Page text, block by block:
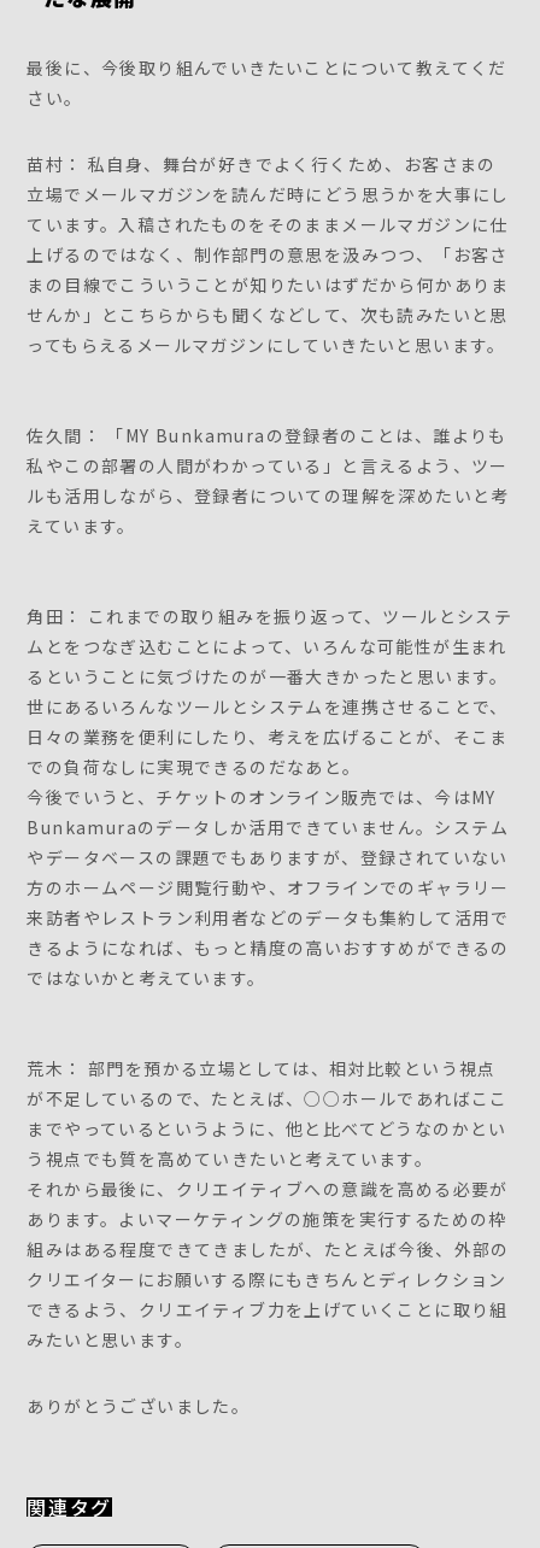
最後に、今後取り組んでいきたいことについて教えてくだ
さい。
苗村： 私自身、舞台が好きでよく行くため、お客さまの
立場でメールマガジンを読んだ時にどう思うかを大事にし
ています。入稿されたものをそのままメールマガジンに仕
上げるのではなく、制作部門の意思を汲みつつ、「お客さ
まの目線でこういうことが知りたいはずだから何かありま
せんか」とこちらからも聞くなどして、次も読みたいと思
ってもらえるメールマガジンにしていきたいと思います。
佐久間： 「MY Bunkamuraの登録者のことは、誰よりも
私やこの部署の人間がわかっている」と言えるよう、ツー
ルも活用しながら、登録者についての理解を深めたいと考
えています。
角田： これまでの取り組みを振り返って、ツールとシステ
ムとをつなぎ込むことによって、いろんな可能性が生まれ
るということに気づけたのが一番大きかったと思います。
世にあるいろんなツールとシステムを連携させることで、
日々の業務を便利にしたり、考えを広げることが、そこま
での負荷なしに実現できるのだなあと。
今後でいうと、チケットのオンライン販売では、今はMY
Bunkamuraのデータしか活用できていません。システム
やデータベースの課題でもありますが、登録されていない
方のホームページ閲覧行動や、オフラインでのギャラリー
来訪者やレストラン利用者などのデータも集約して活用で
きるようになれば、もっと精度の高いおすすめができるの
ではないかと考えています。
荒木： 部門を預かる立場としては、相対比較という視点
が不足しているので、たとえば、○○ホールであればここ
までやっているというように、他と比べてどうなのかとい
う視点でも質を高めていきたいと考えています。
それから最後に、クリエイティブへの意識を高める必要が
あります。よいマーケティングの施策を実行するための枠
組みはある程度できてきましたが、たとえば今後、外部の
クリエイターにお願いする際にもきちんとディレクション
できるよう、クリエイティブ力を上げていくことに取り組
みたいと思います。
ありがとうございました。
関連タグ